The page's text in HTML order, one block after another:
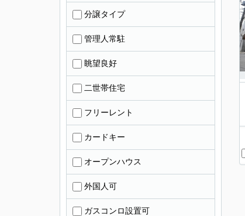
分譲タイプ
管理人常駐
眺望良好
二世帯住宅
フリーレント
カードキー
オープンハウス
外国人可
ガスコンロ設置可